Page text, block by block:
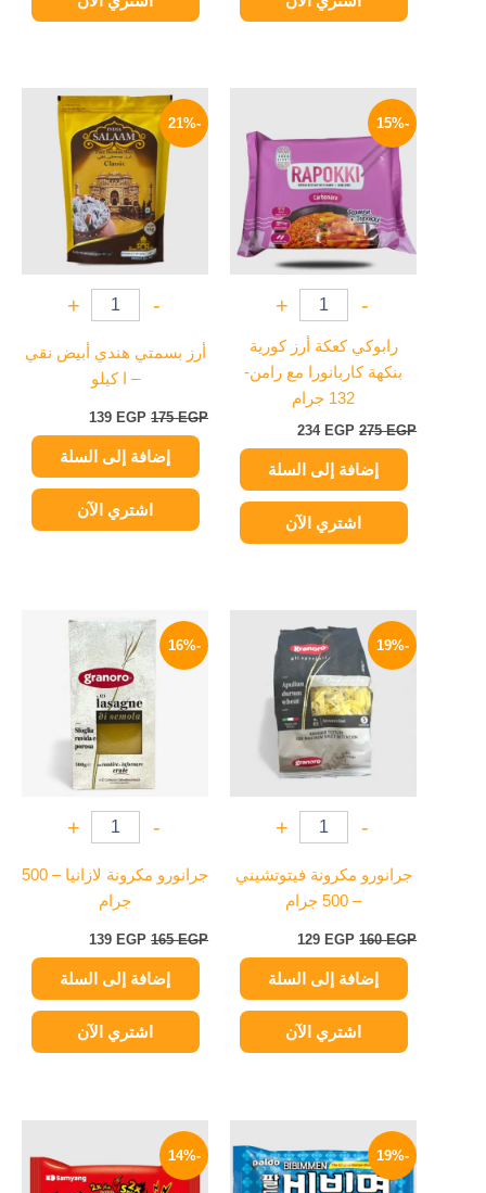
-15%
-
+
رابوكي كعكة أرز كورية
بنكهة كاربانورا مع رامن-
132 جرام
275EGP
هو:
234 EGP
234 EGP.
إضافة إلى السلة
اشتري الآن
-21%
-
+
أرز بسمتي هندي أبيض نقي
– ا كيلو
175EGP
السعر
الأصلي
هو:
175 EGP.
139 EGP
السعر
الحالي
هو:
139 EGP.
إضافة إلى السلة
اشتري الآن
-19%
-
+
جرانورو مكرونة فيتوتشيني
– 500 جرام
160EGP
الأصلي
160 EGP.
129 EGP
الحالي
هو:
129 EGP.
إضافة إلى السلة
اشتري الآن
-16%
-
+
جرانورو مكرونة لازانيا – 500
جرام
165EGP
السعر
الأصلي
هو:
165 EGP.
139 EGP
السعر
الحالي
هو:
139 EGP.
إضافة إلى السلة
اشتري الآن
-19%
الأصلي
هو:
140 EGP.
الحالي
هو:
114 EGP.
-14%
هو:
150 EGP.
هو:
129 EGP.